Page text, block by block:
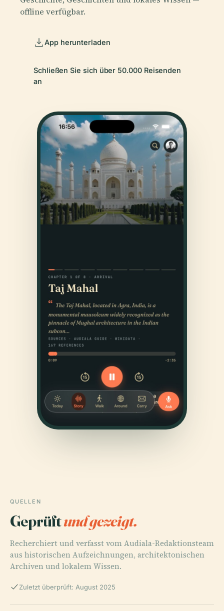
offline verfügbar.
App herunterladen
Schließen Sie sich über 50.000 Reisenden
an
QUELLEN
Geprüftund gezeigt.
Recherchiert und verfasst vom Audiala-Redaktionsteam
aus historischen Aufzeichnungen, architektonischen
Archiven und lokalem Wissen.
Zuletzt überprüft: August 2025